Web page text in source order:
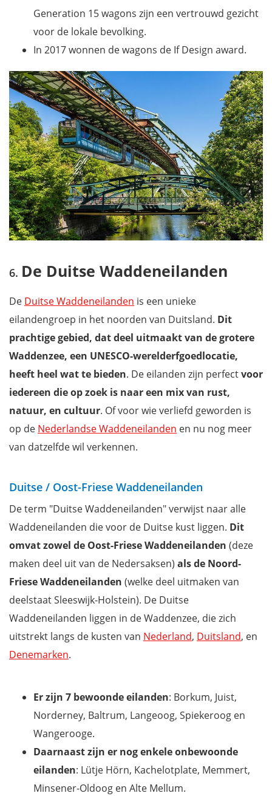
Generation 15 wagons zijn een vertrouwd gezicht
voor de lokale bevolking.
In 2017 wonnen de wagons de If Design award.
De Duitse Waddeneilanden
De Duitse Waddeneilanden is een unieke
eilandengroep in het noorden van Duitsland. Dit
prachtige gebied, dat deel uitmaakt van de grotere
Waddenzee, een UNESCO-werelderfgoedlocatie,
heeft heel wat te bieden. De eilanden zijn perfectvoor
iedereen die op zoek is naar een mix van rust,
natuur, en cultuur. Of voor wie verliefd geworden is
op de Nederlandse Waddeneilanden en nu nog meer
van datzelfde wil verkennen.
Duitse / Oost-Friese Waddeneilanden
De term "Duitse Waddeneilanden" verwijst naar alle
Waddeneilanden die voor de Duitse kust liggen. Dit
omvat zowel de Oost-Friese Waddeneilanden (deze
maken deel uit van de Nedersaksen) als de Noord-
Friese Waddeneilanden (welke deel uitmaken van
deelstaat Sleeswijk-Holstein). De Duitse
Waddeneilanden liggen in de Waddenzee, die zich
uitstrekt langs de kusten van Nederland, Duitsland, en
Denemarken.
Er zijn 7 bewoonde eilanden: Borkum, Juist,
Norderney, Baltrum, Langeoog, Spiekeroog en
Wangerooge.
Daarnaast zijn er nog enkele onbewoonde
eilanden: Lütje Hörn, Kachelotplate, Memmert,
Minsener-Oldoog en Alte Mellum.